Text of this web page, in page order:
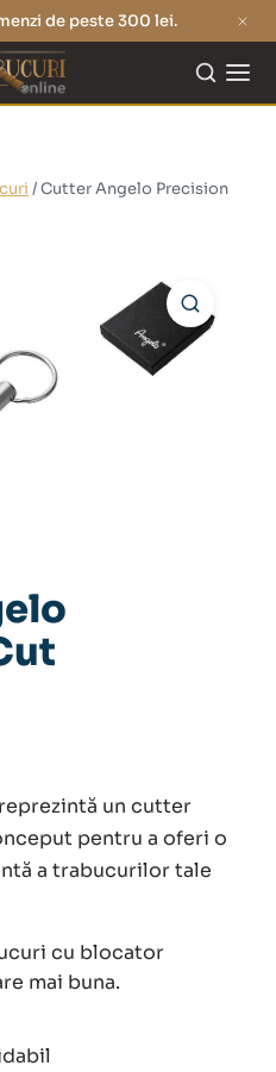
de peste 300 lei.
/ Cutter Angelo Precision
reprezintă un cutter
pentru a oferi o
a trabucurilor tale
cu blocator
mai buna.